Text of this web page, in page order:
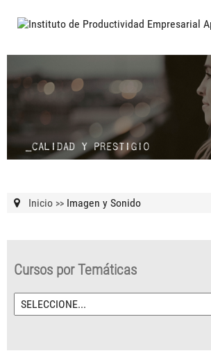
Inicio >> Imagen y Sonido
Cursos por Temáticas